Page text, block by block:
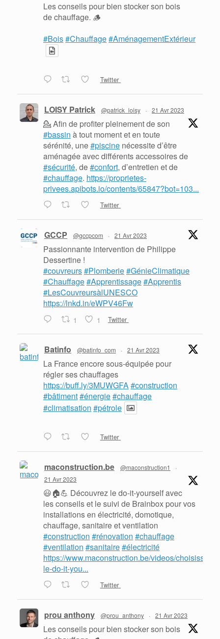
Les conseils pour bien stocker son bois
de chauffage. 🪵
#Bois#Chauffage#AménagementExtérieur
Twitter
LOISY Patrick @patrick_loisy · 21 Avr 2023
💁 Afin de profiter pleinement de son
#bassin à tout moment et en toute
sérénité, une#piscine nécessite d’être
aménagée avec différents accessoires de
#sécurité, de#confort, d’entretien et de
#chauffage. https://proprietes-
privees.apibots.io/contents/65847?bot=103...
Twitter
GCCP @gccpcom · 21 Avr 2023
Passionnante intervention de Philippe
Dessertine !
#couvreurs#Plomberie#GénieClimatique
#Chauffage#Apprentissage#Apprentis
#LesCouvreursàlUNESCO
https://lnkd.in/eWPV46Fw
1 1 Twitter
Batinfo @batinfo_com · 21 Avr 2023
La France encore sous-équipée pour
régler ses chauffages
https://buff.ly/3MUWGFA#construction
#bâtiment#énergie#chauffage
#climatisation #pétrole
Twitter
maconstruction.be @maconstruction1
·
21 Avr 2023
😃🏠💪 Découvrez le do-it-yourself avec
les conseils et le suivi de Brainbox pour vos
installations en électricité, domotique,
chauffage, sanitaire et ventilation
#construction #rénovation #chauffage
#ventilation #sanitaire#électricité
https://www.maconstruction.be/videos/choisissez-
le-do-it-you...
Twitter
prou anthony @prou_anthony · 21 Avr 2023
Les conseils pour bien stocker son bois